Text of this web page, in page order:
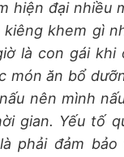
hiện đại nhiều
khem gì
là con gái khi
món ăn bổ
nên mình
gian. Yếu tố
phải đảm bảo